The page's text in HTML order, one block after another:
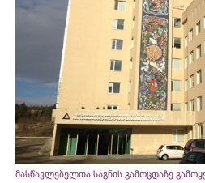
მასწავლებელთა საგნის გამოცდაზე